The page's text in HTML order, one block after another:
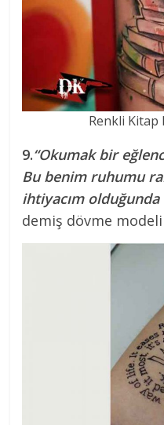
Renkli Kitap
9.“Okumak bir
Bu benim ruhumu
ihtiyacım olduğunda
demiş dövme modeli